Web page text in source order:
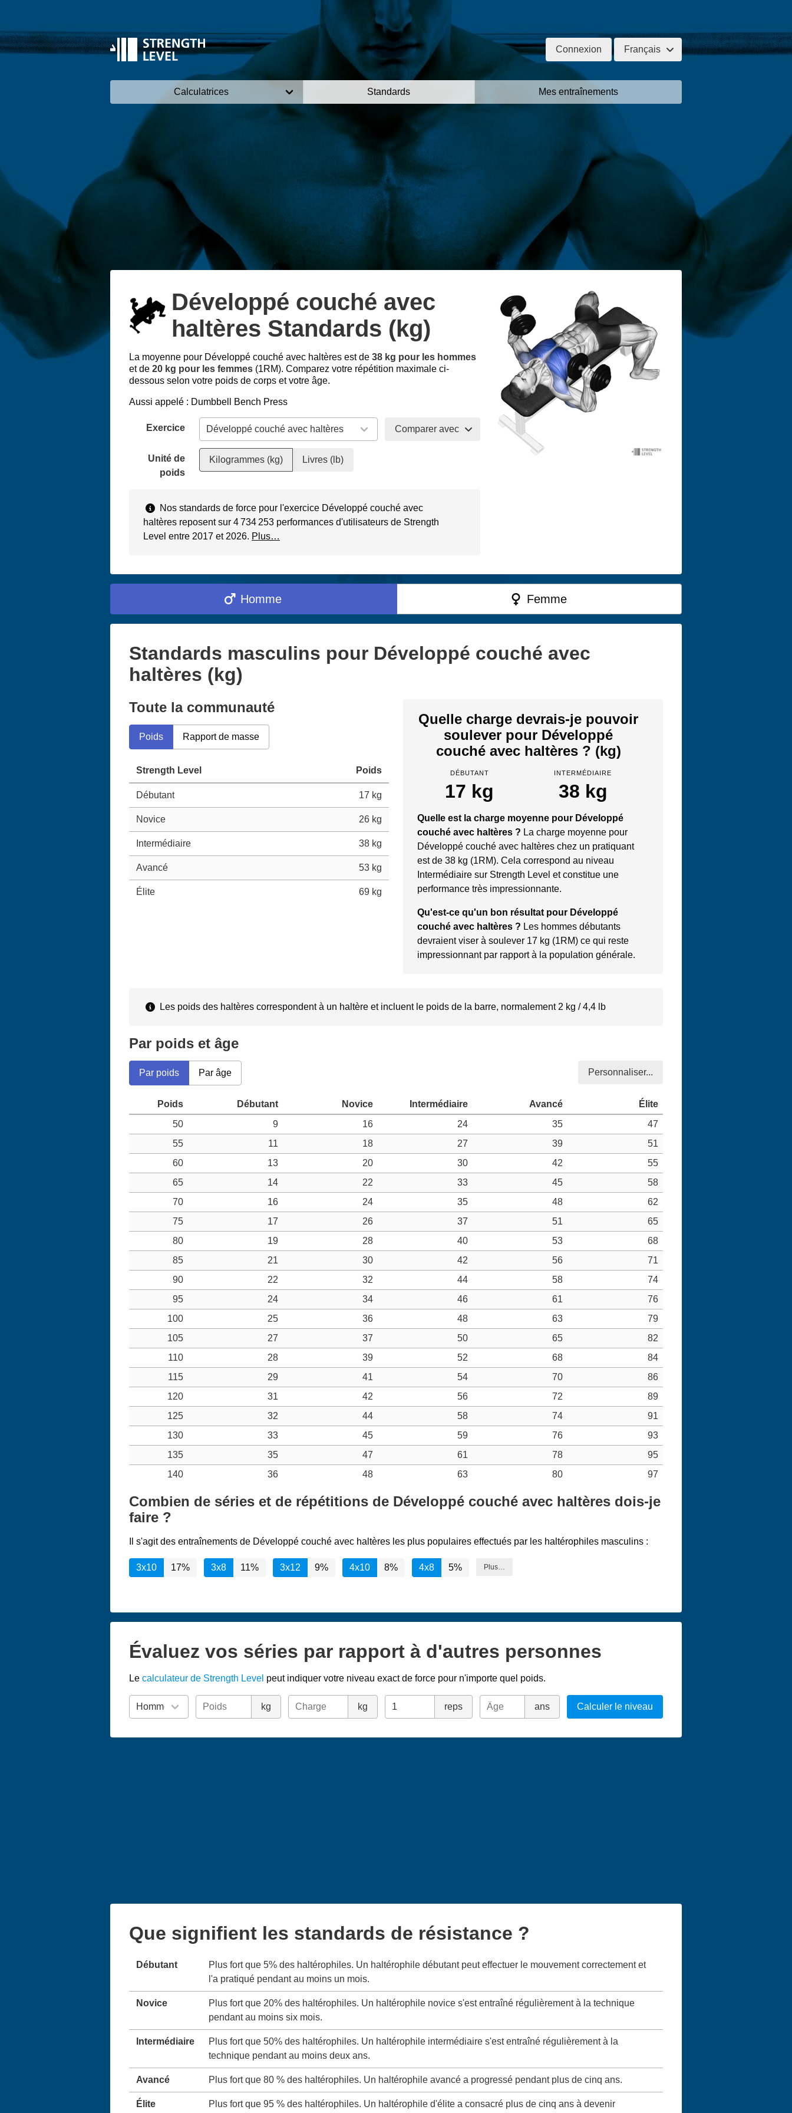
Connexion Français
Calculatrices Standards Mes entraînements
Développé couché avec
haltères Standards (kg)
La moyenne pour Développé couché avec haltères est de 38 kg pour les hommes
et de 20 kg pour les femmes (1RM). Comparez votre répétition maximale ci-
dessous selon votre poids de corps et votre âge.
Aussi appelé : Dumbbell Bench Press
Exercice Comparer avec
Unité de
poids
Kilogrammes (kg) Livres (lb)
Nos standards de force pour l'exercice Développé couché avec
haltères reposent sur 4 734 253 performances d'utilisateurs de Strength
Level entre 2017 et 2026. Plus…
Homme Femme
Standards masculins pour Développé couché avec
haltères (kg)
Toute la communauté
Poids Rapport de masse
Strength Level Poids
Débutant 17 kg
Novice 26 kg
Intermédiaire 38 kg
Avancé 53 kg
Élite 69 kg
Quelle charge devrais-je pouvoir
soulever pour Développé
couché avec haltères ? (kg)
DÉBUTANT
17 kg
INTERMÉDIAIRE
38 kg
Quelle est la charge moyenne pour Développé
couché avec haltères ? La charge moyenne pour
Développé couché avec haltères chez un pratiquant
est de 38 kg (1RM). Cela correspond au niveau
Intermédiaire sur Strength Level et constitue une
performance très impressionnante.
Qu'est-ce qu'un bon résultat pour Développé
couché avec haltères ? Les hommes débutants
devraient viser à soulever 17 kg (1RM) ce qui reste
impressionnant par rapport à la population générale.
Les poids des haltères correspondent à un haltère et incluent le poids de la barre, normalement 2 kg / 4,4 lb
Par poids et âge
Par poids Par âge Personnaliser...
50 9 16 24 35
47
55
11 18 27 39
51
60
13 20 30 42
55
65
14 22 33 45
58
70
16 24 35 48
62
75
17 26 37 51
65
80
19 28 40 53
68
85
21 30 42 56
71
90
22 32 44 58
74
95
24 34 46 61
76
100
25 36 48 63
79
105
27 37 50 65
82
110
28 39 52 68
84
115
29 41 54 70
86
120
31 42 56 72
89
125
32 44 58 74
91
130
33 45 59 76
93
135
35 47 61 78
95
140
36 48 63 80 97
Combien de séries et de répétitions de Développé couché avec haltères dois-je
faire ?
Il s'agit des entraînements de Développé couché avec haltères les plus populaires effectués par les haltérophiles masculins :
3x10 17% 3x8 11% 3x12 9% 4x10 8% 4x8 5% Plus…
Évaluez vos séries par rapport à d'autres personnes
Le calculateur de Strength Level peut indiquer votre niveau exact de force pour n'importe quel poids.
kg kg reps ans Calculer le niveau
Que signifient les standards de résistance ?
Débutant
Plus fort que 5% des haltérophiles. Un haltérophile débutant peut effectuer le mouvement correctement et
l'a pratiqué pendant au moins un mois.
Novice
Plus fort que 20% des haltérophiles. Un haltérophile novice s'est entraîné régulièrement à la technique
pendant au moins six mois.
Intermédiaire
Plus fort que 50% des haltérophiles. Un haltérophile intermédiaire s'est entraîné régulièrement à la
technique pendant au moins deux ans.
Avancé Plus fort que 80 % des haltérophiles. Un haltérophile avancé a progressé pendant plus de cinq ans.
Élite
Plus fort que 95 % des haltérophiles. Un haltérophile d'élite a consacré plus de cinq ans à devenir